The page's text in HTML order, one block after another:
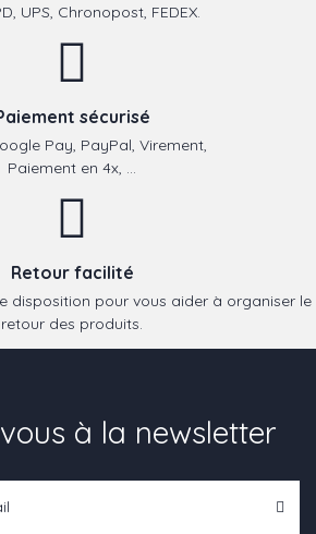
UPS, Chronopost, FEDEX.
sécurisé
Pay, PayPal, Virement,
Paiement en 4x, ...
Retour facilité
disposition pour vous aider à organiser le
retour des produits.
à la newsletter